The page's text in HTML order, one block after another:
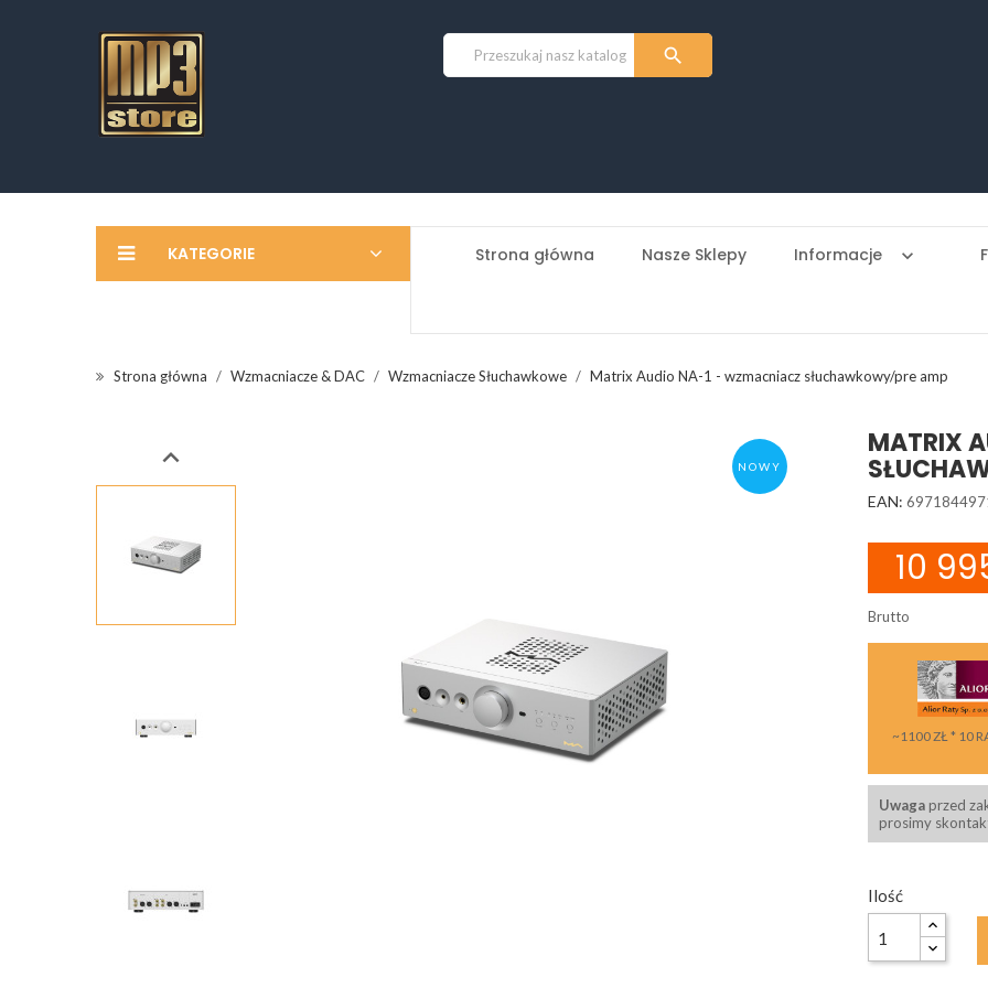

KATEGORIE Strona główna Nasze Sklepy Informacje keyboard_arrow_down
Strona główna Wzmacniacze & DAC Wzmacniacze Słuchawkowe Matrix Audio NA-1 - wzmacniacz słuchawkowy/pre amp
 NOWY
MATRIX
EAN:
10
Brutto
~1100 ZŁ * 10
Uwagaprzed
prosimy
Ilość